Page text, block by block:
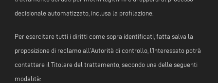
decisionale automatizzato, inclusa la profilazione.
Per esercitare tutti i diritti come sopra identificati, fatta salva la
proposizione di reclamo all’Autorità di controllo, l’Interessato potrà
contattare il Titolare del trattamento, secondo una delle seguenti
modalità: